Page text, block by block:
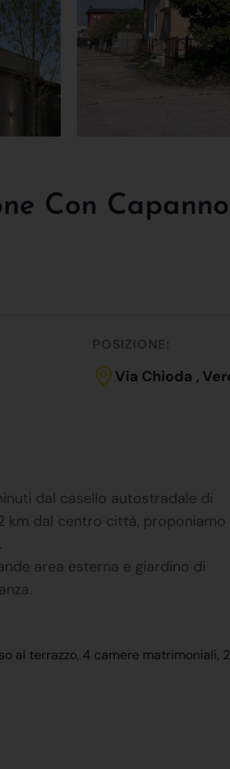
Con
POSIZIONE:
Via Chioda ,
dal casello autostradale di
km dal centro città, proponiamo
area esterna e giardino di
al terrazzo, 4 camere matrimoniali, 2